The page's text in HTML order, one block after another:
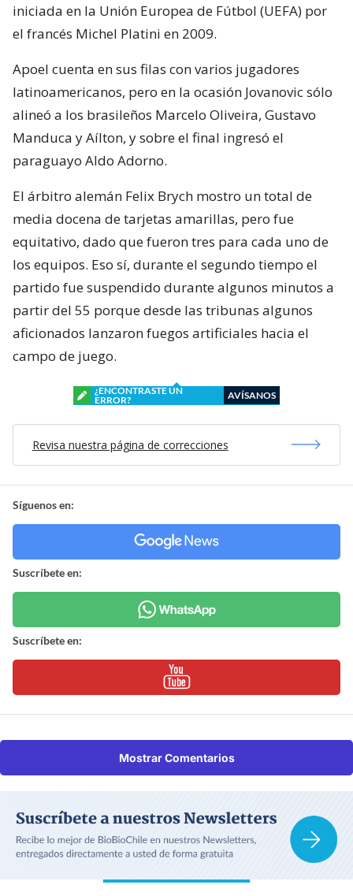
iniciada en la Unión Europea de Fútbol (UEFA) por
el francés Michel Platini en 2009.
Apoel cuenta en sus filas con varios jugadores
latinoamericanos, pero en la ocasión Jovanovic sólo
alineó a los brasileños Marcelo Oliveira, Gustavo
Manduca y Aílton, y sobre el final ingresó el
paraguayo Aldo Adorno.
El árbitro alemán Felix Brych mostro un total de
media docena de tarjetas amarillas, pero fue
equitativo, dado que fueron tres para cada uno de
los equipos. Eso sí, durante el segundo tiempo el
partido fue suspendido durante algunos minutos a
partir del 55 porque desde las tribunas algunos
aficionados lanzaron fuegos artificiales hacia el
campo de juego.
¿ENCONTRASTE UN
ERROR?
AVÍSANOS
Revisa nuestra página de correcciones
Síguenos en:
Suscríbete en:
Suscríbete en:
Mostrar Comentarios